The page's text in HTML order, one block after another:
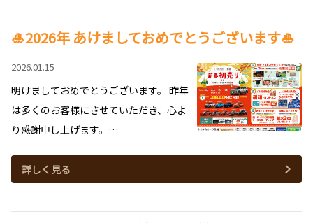
🎍2026年 あけましておめでとうございます🎍
2026.01.15
明けましておめでとうございます。 昨年
は多くのお客様にさせていただき、心よ
り感謝申し上げます。…
詳しく見る